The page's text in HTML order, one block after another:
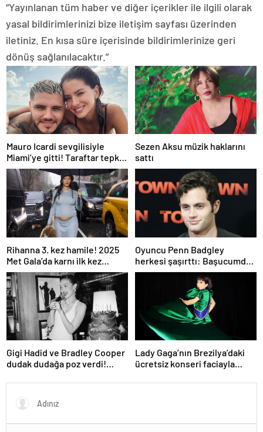
“Yayınlanan tüm haber ve diğer içerikler ile ilgili olarak
yasal bildirimlerinizi bize iletişim sayfası üzerinden
iletiniz. En kısa süre içerisinde bildirimlerinize geri
dönüş sağlanılacaktır.”
Mauro Icardi sevgilisiyle
Miami’ye gitti! Taraftar tepki
gösterdi
Sezen Aksu müzik haklarını
sattı
Rihanna 3. kez hamile! 2025
Met Gala’da karnı ilk kez
görüntülendi
Oyuncu Penn Badgley
herkesi şaşırttı: Başucumda
Kur’an-ı Kerim var
Gigi Hadid ve Bradley Cooper
dudak dudağa poz verdi!
Lady Gaga’nın Brezilya’daki
ücretsiz konseri faciayla